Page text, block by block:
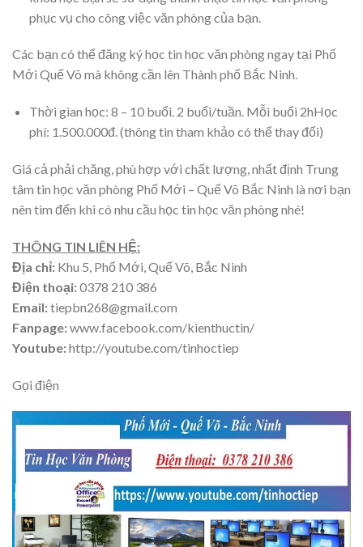
phục vụ cho công việc văn phòng của bạn.
Các bạn có thể đăng ký học tin học văn phòng ngay tại Phố
Mới Quế Võ mà không cần lên Thành phố Bắc Ninh.
Thời gian học: 8 – 10 buổi. 2 buổi/tuần. Mỗi buổi 2hHọc
phí: 1.500.000đ. (thông tin tham khảo có thể thay đổi)
Giá cả phải chăng, phù hợp với chất lượng, nhất định Trung
tâm tin học văn phòng Phố Mới – Quế Võ Bắc Ninh là nơi bạn
nên tìm đến khi có nhu cầu học tin học văn phòng nhé!
THÔNG TIN LIÊN HỆ:
Địa chỉ: Khu 5, Phố Mới, Quế Võ, Bắc Ninh
Điện thoại:0378 210 386
Email:tiepbn268@gmail.com
Fanpage:www.facebook.com/kienthuctin/
Youtube:http://youtube.com/tinhoctiep
Gọi điện